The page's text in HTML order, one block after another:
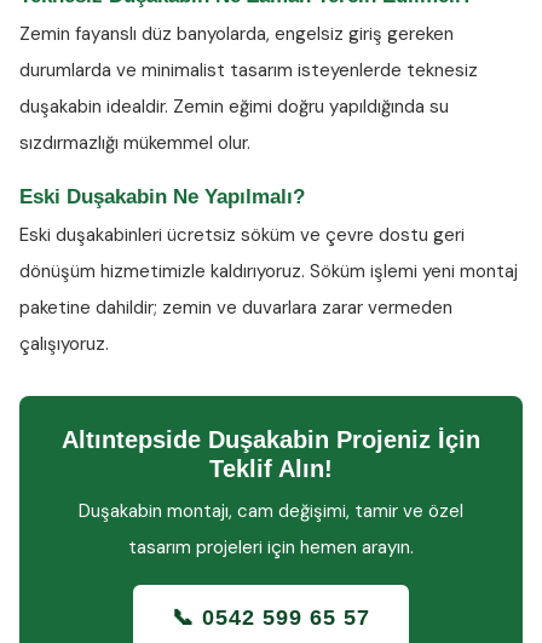
Zemin fayanslı düz banyolarda, engelsiz giriş gereken
durumlarda ve minimalist tasarım isteyenlerde teknesiz
duşakabin idealdir. Zemin eğimi doğru yapıldığında su
sızdırmazlığı mükemmel olur.
Eski Duşakabin Ne Yapılmalı?
Eski duşakabinleri ücretsiz söküm ve çevre dostu geri
dönüşüm hizmetimizle kaldırıyoruz. Söküm işlemi yeni montaj
paketine dahildir; zemin ve duvarlara zarar vermeden
çalışıyoruz.
Altıntepside Duşakabin Projeniz İçin
Teklif Alın!
Duşakabin montajı, cam değişimi, tamir ve özel
tasarım projeleri için hemen arayın.
📞 0542 599 65 57